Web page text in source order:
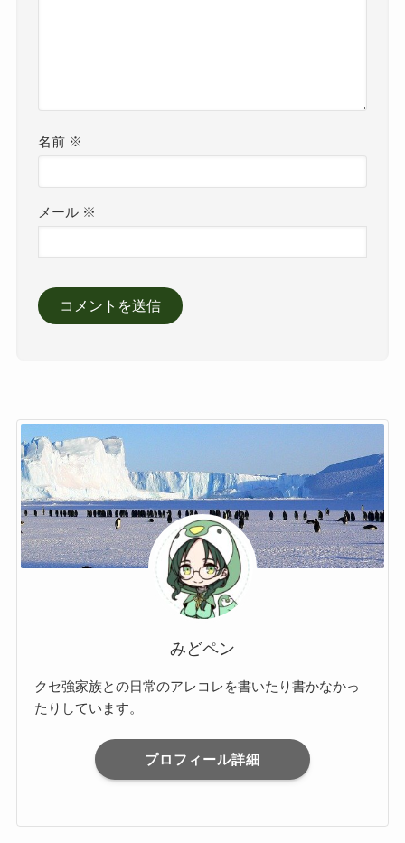
名前 ※
メール ※
みどペン
クセ強家族との日常のアレコレを書いたり書かなかっ
たりしています。
プロフィール詳細